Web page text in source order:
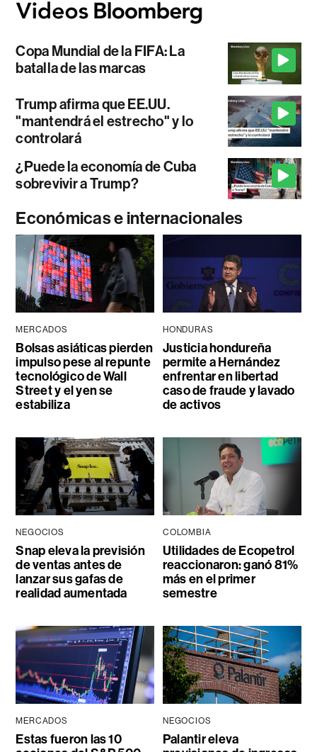
Copa Mundial de la FIFA: La
batalla de las marcas
Trump afirma que EE.UU.
"mantendrá el estrecho" y lo
controlará
¿Puede la economía de Cuba
sobrevivir a Trump?
Económicas e internacionales
MERCADOS
Bolsas asiáticas pierden
impulso pese al repunte
tecnológico de Wall
Street y el yen se
estabiliza
HONDURAS
Justicia hondureña
permite a Hernández
enfrentar en libertad
caso de fraude y lavado
de activos
NEGOCIOS
Snap eleva la previsión
de ventas antes de
lanzar sus gafas de
realidad aumentada
COLOMBIA
Utilidades de Ecopetrol
reaccionaron: ganó 81%
más en el primer
semestre
MERCADOS
Estas fueron las 10
NEGOCIOS
Palantir eleva